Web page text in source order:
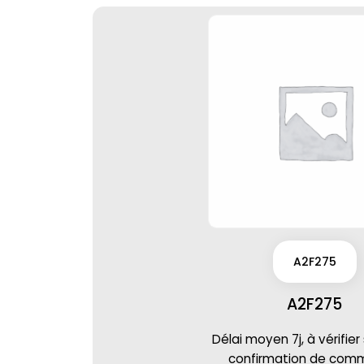
A2F275
A2F275
Délai moyen 7j, à
confirmation de